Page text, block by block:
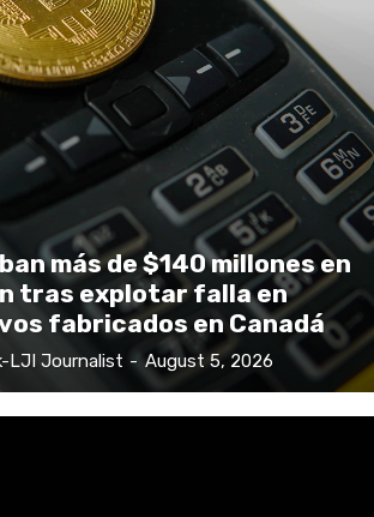
más de $140 millones en
tras explotar falla en
fabricados en Canadá
LJI Journalist - August 5, 2026